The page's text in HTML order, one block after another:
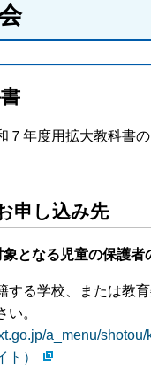
７年度用拡大教科書の
申し込み先
となる児童の保護者
する学校、または教
い。
a_menu/
ト）